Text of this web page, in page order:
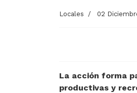
Locales 02
La acción forma
productivas y